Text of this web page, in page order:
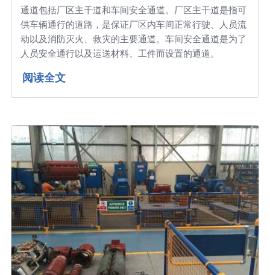
通道包括厂区主干道和车间安全通道。厂区主干道是指可
供车辆通行的道路，是保证厂区内车间正常行驶、人员流
动以及消防灭火、救灾的主要通道。车间安全通道是为了
人员安全通行以及运送材料、工件而设置的通道。
阅读全文